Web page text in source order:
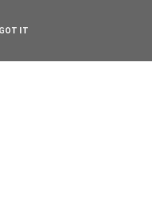
GOT IT